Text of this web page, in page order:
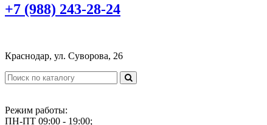
+7 (988) 243-28-24
Краснодар, ул. Суворова, 26
Режим работы:
ПН-ПТ 09:00 - 19:00;